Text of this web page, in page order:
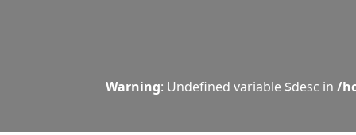
Warning: Undefined variable $desc in /